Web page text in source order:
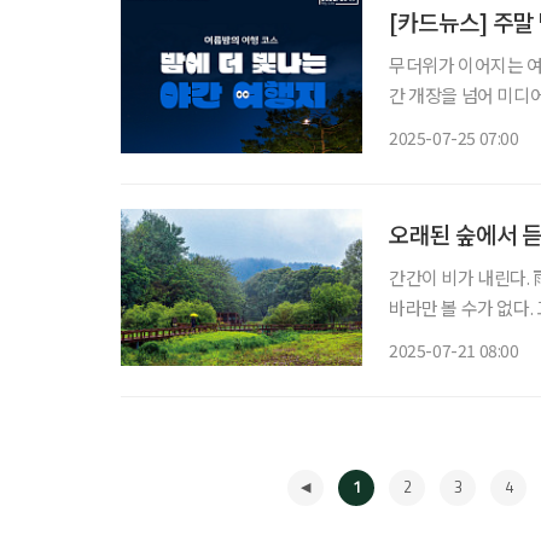
[카드뉴스] 주
무더위가 이어지는
간 개장을 넘어 미디
2025-07-25 07:00
오래된 숲에서
간간이 비가 내린다.
바라만 볼 수가 없다. 고요한 숲을 떠올린다
2025-07-21 08:00
1 2 3 4